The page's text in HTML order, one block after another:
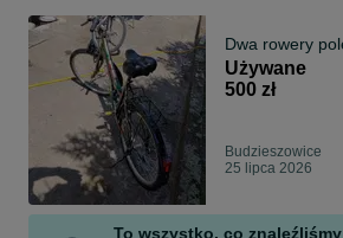
Dwa rowery
Używane
500 zł
Budzieszowice
25 lipca 2026
To wszystko, co